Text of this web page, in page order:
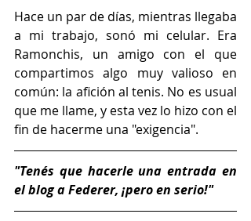
Hace un par de días, mientras llegaba
a mi trabajo, sonó mi celular. Era
Ramonchis, un amigo con el que
compartimos algo muy valioso en
común: la afición al tenis. No es usual
que me llame, y esta vez lo hizo con el
fin de hacerme una "exigencia".
"Tenés que hacerle una entrada en
el blog a Federer, ¡pero en serio!"